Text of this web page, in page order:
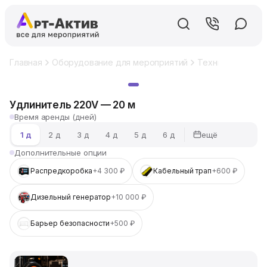
Главная Оборудование для мероприятий Техническое
Удлинитель 220V — 20 м
Время аренды (дней)
1 д
2 д 3 д 4 д 5 д 6 д
ещё
Дополнительные опции
Распредкоробка+4 300 ₽ Кабельный трап+600 ₽
Дизельный генератор+10 000 ₽
Барьер безопасности+500 ₽